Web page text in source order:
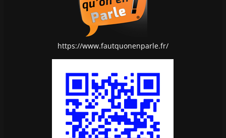
https://www.fautquonenparle.fr/